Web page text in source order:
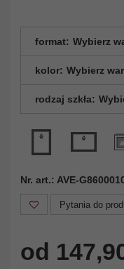
format: Wybierz
kolor: Wybierz
rodzaj szkła:
Nr. art.: AVE-
Pytania do
od